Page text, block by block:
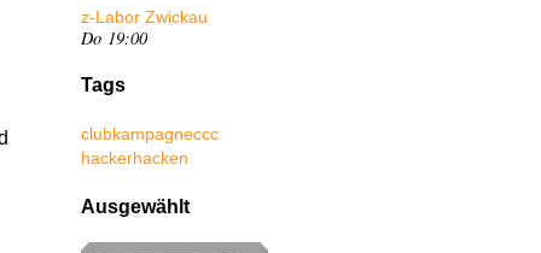
z-Labor Zwickau
Do 19:00
Tags
clubkampagneccc
hackerhacken
Ausgewählt